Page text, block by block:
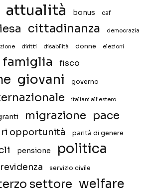
attualità bonus caf
cittadinanza democrazia
diritti disabilità donne elezioni
famiglia fisco
giovani governo
italiani all'estero
migrazione pace
opportunità parità di genere
pensione politica
servizio civile
settore welfare